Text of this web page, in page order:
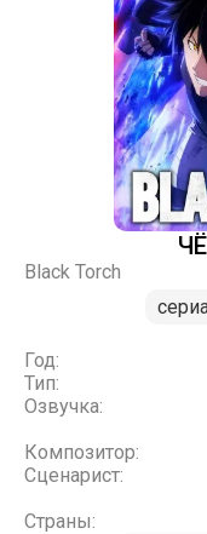
Black Torch
Год:
Тип:
Озвучка:
Композитор:
Сценарист:
Страны: